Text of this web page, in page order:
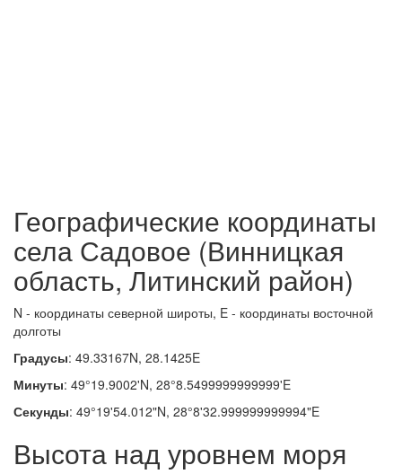
Географические координаты
села Садовое (Винницкая
область, Литинский район)
N - координаты северной широты, E - координаты восточной
долготы
Градусы: 49.33167N, 28.1425E
Минуты: 49°19.9002'N, 28°8.5499999999999'E
Секунды: 49°19'54.012"N, 28°8'32.999999999994"E
Высота над уровнем моря